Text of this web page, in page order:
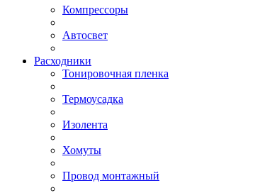
Компрессоры
Автосвет
Расходники
Тонировочная пленка
Термоусадка
Изолента
Хомуты
Провод монтажный